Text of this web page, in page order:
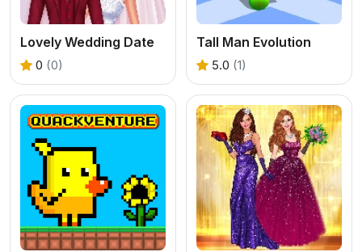
Lovely Wedding Date
0 (0)
Tall Man Evolution
5.0 (1)